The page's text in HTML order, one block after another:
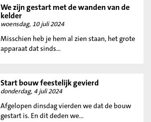
We zijn gestart met de wanden van de
kelder
woensdag, 10 juli 2024
Misschien heb je hem al zien staan, het grote
apparaat dat sinds...
Start bouw feestelijk gevierd
donderdag, 4 juli 2024
Afgelopen dinsdag vierden we dat de bouw
gestart is. En dit deden we...